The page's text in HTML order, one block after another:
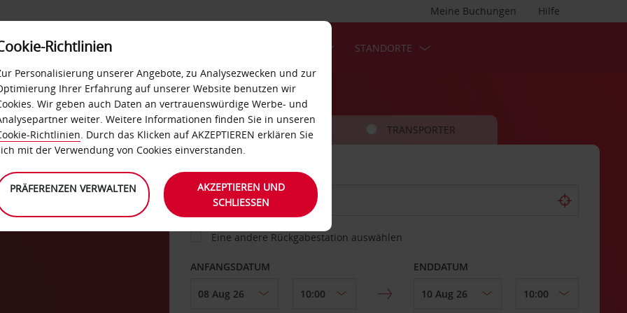
Hilfe
Meine Buchungen
SELF-SERVICES STANDORTE
FAHRZEUG TRANSPORTER
ABHOLEN VON
Eine andere Rückgabestation auswählen
ANFANGSDATUM ENDDATUM
Richtlinien
Personalisierung unserer Angebote, zu Analysezwecken und zur
Ihrer Erfahrung auf unserer Website benutzen wir
Wir geben auch Daten an vertrauenswürdige Werbe- und
weiter. Weitere Informationen finden Sie in unseren
Richtlinien. Durch das Klicken auf AKZEPTIEREN erklären Sie
mit der Verwendung von Cookies einverstanden.
PRÄFERENZEN VERWALTEN
AKZEPTIEREN UND
SCHLIESSEN